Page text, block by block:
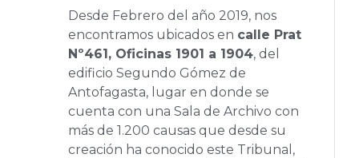
Desde Febrero del año 2019, nos
encontramos ubicados en calle Prat
Nº461, Oficinas 1901 a 1904, del
edificio Segundo Gómez de
Antofagasta, lugar en donde se
cuenta con una Sala de Archivo con
más de 1.200 causas que desde su
creación ha conocido este Tribunal,